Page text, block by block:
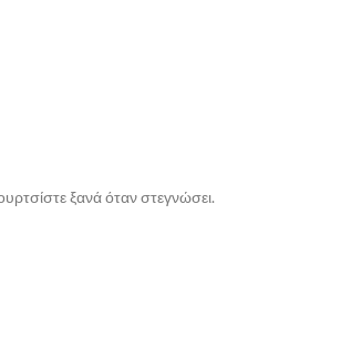
ξανά όταν στεγνώσει.